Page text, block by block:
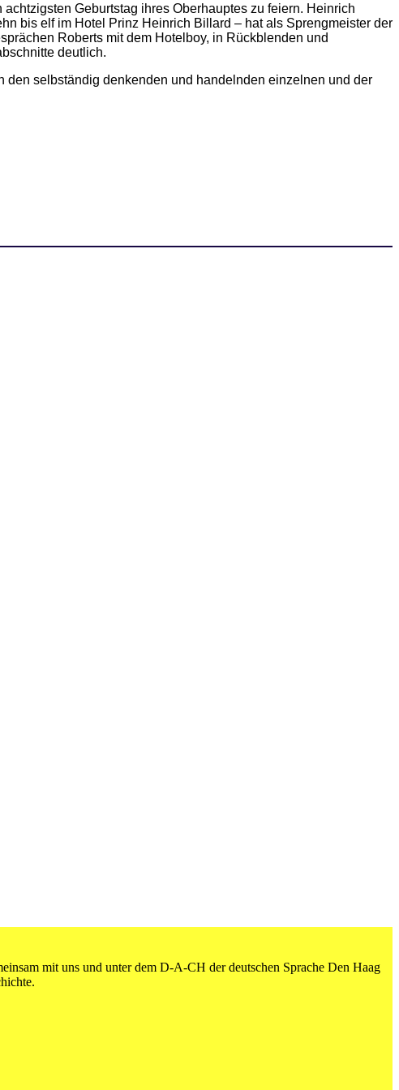
Geburtstag ihres Oberhauptes zu feiern. Heinrich
bis elf im Hotel Prinz Heinrich Billard – hat als Sprengmeister der
Roberts mit dem Hotelboy, in Rückblenden und
deutlich.
den selbständig denkenden und handelnden einzelnen und der
mit uns und unter dem D-A-CH der deutschen Sprache Den Haag